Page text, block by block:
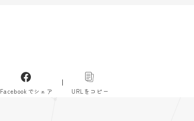
Facebookでシェア URLをコピー